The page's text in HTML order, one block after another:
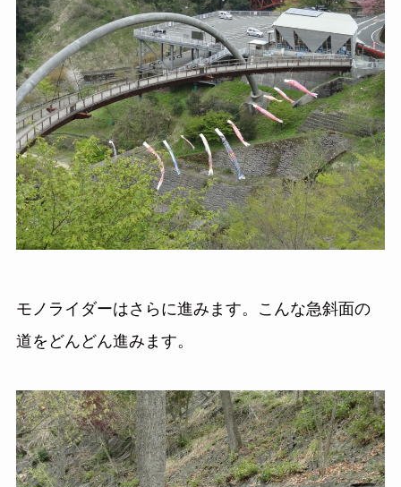
モノライダーはさらに進みます。こんな急斜面の
道をどんどん進みます。